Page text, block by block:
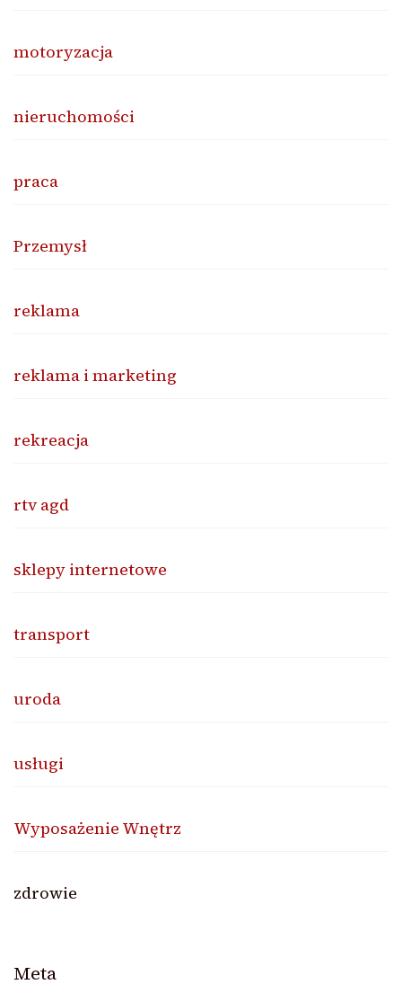
motoryzacja
nieruchomości
praca
Przemysł
reklama
reklama i marketing
rekreacja
rtv agd
sklepy internetowe
transport
uroda
usługi
Wyposażenie Wnętrz
zdrowie
Meta